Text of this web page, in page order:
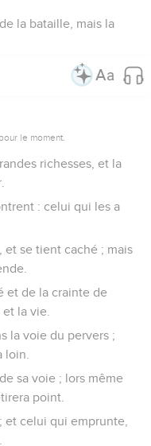
la bataille, mais la
le moment.
richesses, et la
: celui qui les a
et se tient caché ; mais
et de la crainte de
la vie.
la voie du pervers ;
loin.
sa voie ; lors même
point.
et celui qui emprunte,